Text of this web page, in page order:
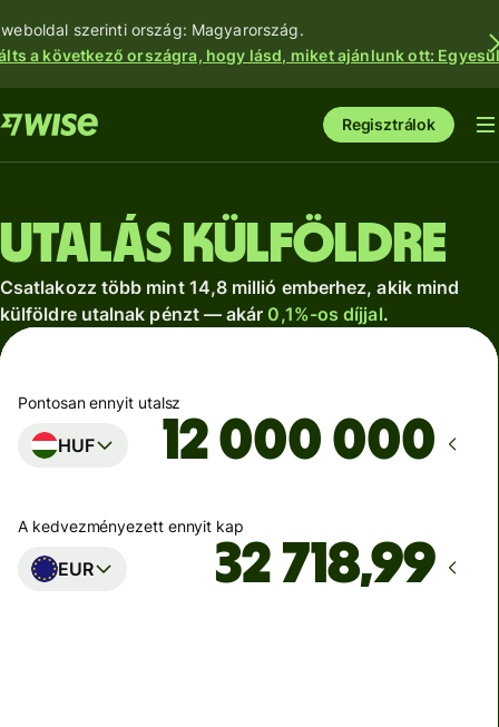
szerinti ország: Magyarország.
a következő országra, hogy lásd, miket ajánlunk ott:
Regisztrálok
Utalás külföldre
Csatlakozz több mint 14,8 millió emberhez, akik mind
külföldre utalnak pénzt — akár 0,1%-os díjjal.
Pontosan ennyit utalsz
HUF
A kedvezményezett ennyit kap
EUR